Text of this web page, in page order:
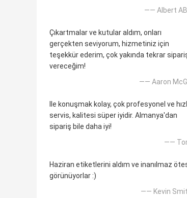
—— Albert
Çıkartmalar ve kutular aldım, onları
gerçekten seviyorum, hizmetiniz için
teşekkür ederim, çok yakında tekrar
vereceğim!
—— Aaron
Ile konuşmak kolay, çok profesyonel ve
servis, kalitesi süper iyidir. Almanya'dan
sipariş bile daha iyi!
——
Haziran etiketlerini aldım ve inanılmaz
görünüyorlar :)
—— Kevin